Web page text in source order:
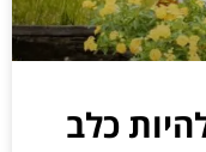
כלב